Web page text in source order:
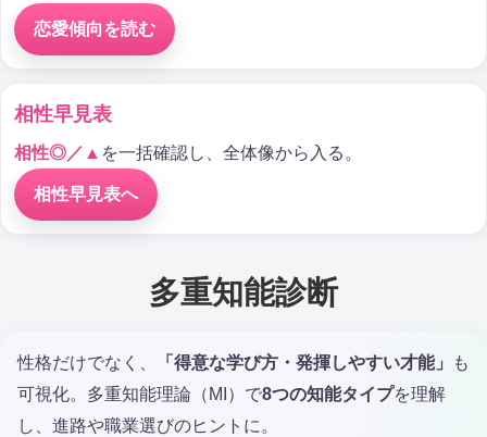
恋愛傾向を読む
相性早見表
相性◎／▲ を一括確認し、全体像から入る。
相性早見表へ
多重知能診断
性格だけでなく、 「得意な学び方・発揮しやすい才能」
も
可視化。多重知能理論（MI）で8つの知能タイプを理解
し、進路や職業選びのヒントに。